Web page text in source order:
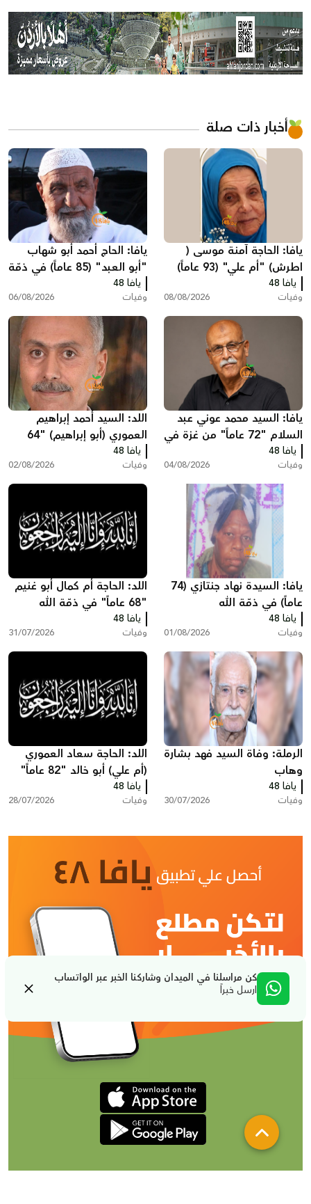
كن مراسلنا في الميدان وشاركنا الخبر عبر الواتساب
ارسل خبراً
أخبار ذات صلة
يافا: الحاجة آمنة موسى (
اطرش) "أم علي" (93 عاماً)
في ذمة الله
يافا 48
وفيات 08/08/2026
يافا: الحاج أحمد أبو شهاب
"أبو العبد" (85 عاماً) في ذمّة
الله
يافا 48
وفيات 06/08/2026
يافا: السيد محمد عوني عبد
السلام "72 عاماً" من غزة في
ذمّة الله
يافا 48
وفيات 04/08/2026
اللد: السيد أحمد إبراهيم
العموري (أبو إبراهيم) "64
عاماً" في ذمّة الله
يافا 48
وفيات 02/08/2026
يافا: السيدة نهاد جنتازي (74
عاماً) في ذمّة الله
يافا 48
وفيات 01/08/2026
اللد: الحاجة أم كمال أبو غنيم
"68 عاماً" في ذمّة الله
يافا 48
وفيات 31/07/2026
الرملة: وفاة السيد فهد بشارة
وهاب
يافا 48
وفيات 30/07/2026
اللد: الحاجة سعاد العموري
(أم علي) أبو خالد "82 عاماً"
في ذمّة الله
يافا 48
وفيات 28/07/2026